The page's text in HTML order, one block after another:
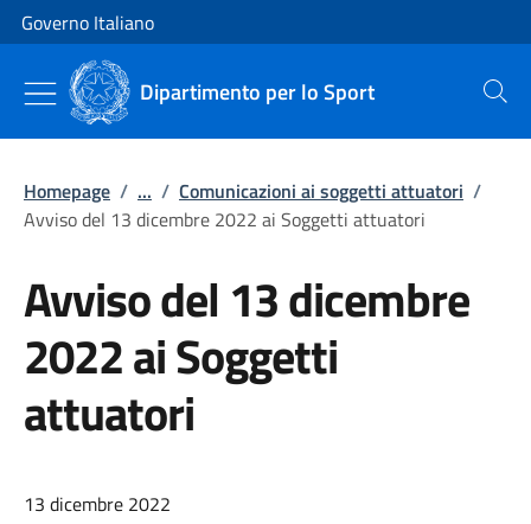
Vai al contenuto
Vai alla navigazione del sito
Governo Italiano
Dipartimento per lo Sport Cerca
Homepage / ... / Comunicazioni ai soggetti attuatori /
Avviso del 13 dicembre 2022 ai Soggetti attuatori
Avviso del 13 dicembre
2022 ai Soggetti
attuatori
13 dicembre 2022